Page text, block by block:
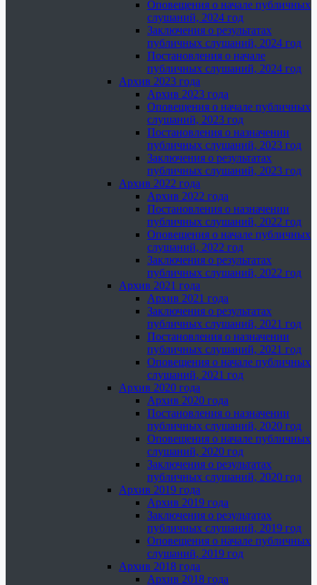
Оповещения о начале публичных
слушаний, 2024 год
Заключения о результатах
публичных слушаний, 2024 год
Постановления о начале
публичных слушаний, 2024 год
Архив 2023 года
Архив 2023 года
Оповещения о начале публичных
слушаний, 2023 год
Постановления о назначении
публичных слушаний, 2023 год
Заключения о результатах
публичных слушаний, 2023 год
Архив 2022 года
Архив 2022 года
Постановления о назначении
публичных слушаний, 2022 год
Оповещения о начале публичных
слушаний, 2022 год
Заключения о результатах
публичных слушаний, 2022 год
Архив 2021 года
Архив 2021 года
Заключения о результатах
публичных слушаний, 2021 год
Постановления о назначении
публичных слушаний, 2021 год
Оповещения о начале публичных
слушаний, 2021 год
Архив 2020 года
Архив 2020 года
Постановления о назначении
публичных слушаний, 2020 год
Оповещения о начале публичных
слушаний, 2020 год
Заключения о результатах
публичных слушаний, 2020 год
Архив 2019 года
Архив 2019 года
Заключения о результатах
публичных слушаний, 2019 год
Оповещения о начале публичных
слушаний, 2019 год
Архив 2018 года
Архив 2018 года